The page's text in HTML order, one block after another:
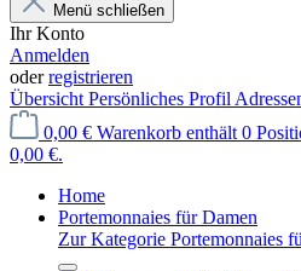
Menü schließen
Ihr Konto
Anmelden
oderregistrieren
Übersicht Persönliches Profil
0,00 € Warenkorb enthält 0
0,00 €.
Home
Portemonnaies für Damen
Zur Kategorie Portemonnaies